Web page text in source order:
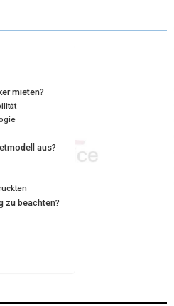
T K I
mieten?
aus?
zu beachten?